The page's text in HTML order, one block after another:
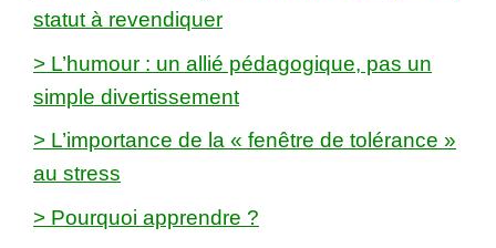
statut à revendiquer
> L’humour : un allié pédagogique, pas un
simple divertissement
> L’importance de la « fenêtre de tolérance »
au stress
> Pourquoi apprendre ?